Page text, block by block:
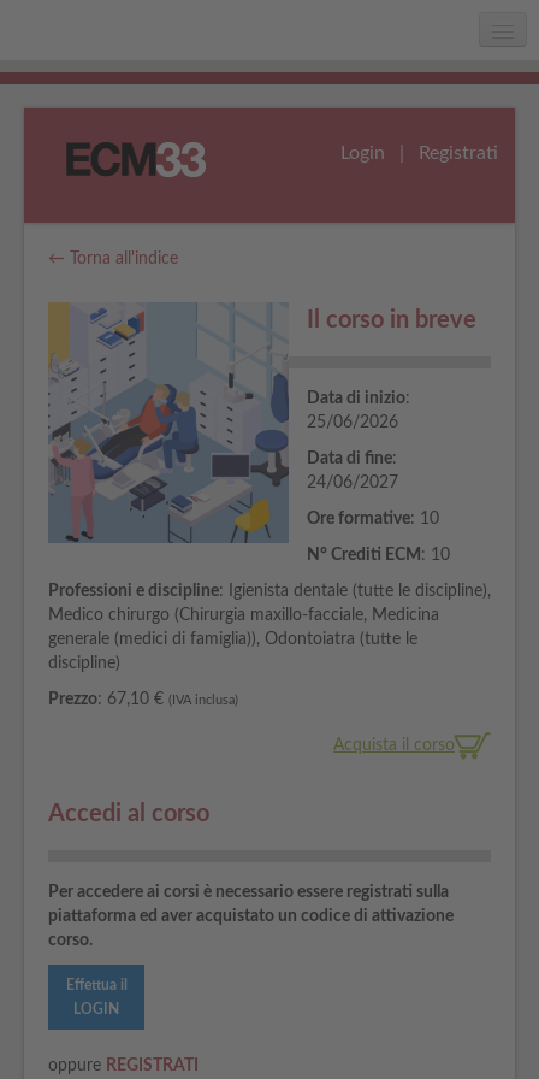
Home
Assistenza
Login Registrati
← Torna all'indice
Il corso in breve
Data di inizio:
25/06/2026
Data di fine:
24/06/2027
Ore formative: 10
N° Crediti ECM : 10
Professioni e discipline: Igienista dentale (tutte le discipline),
Medico chirurgo (Chirurgia maxillo-facciale, Medicina
generale (medici di famiglia)), Odontoiatra (tutte le
discipline)
Prezzo: 67,10 € (IVA inclusa)
Acquista il corso
Accedi al corso
Per accedere ai corsi è necessario essere registrati sulla
piattaforma ed aver acquistato un codice di attivazione
corso.
Effettua il
LOGIN
oppure REGISTRATI